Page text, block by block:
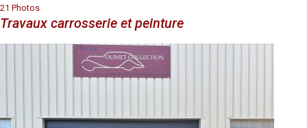
21 Photos
Travaux carrosserie et peinture